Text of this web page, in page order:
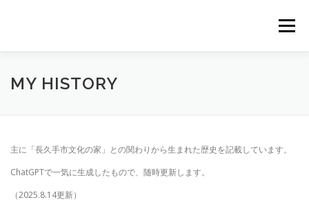
メニュー
PROFILE LESSON
MY HISTORY
主に「長久手市文化の家」との関わりから生まれた歴史を記載しています。
ChatGPTで一気に生成したもので、随時更新します。
（2025.8.14更新）